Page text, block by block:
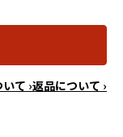
て ›返品について ›